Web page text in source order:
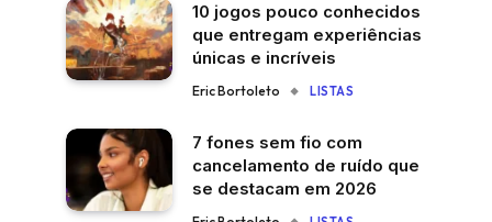
10 jogos pouco conhecidos
que entregam experiências
únicas e incríveis
Eric Bortoleto LISTAS
7 fones sem fio com
cancelamento de ruído que
se destacam em 2026